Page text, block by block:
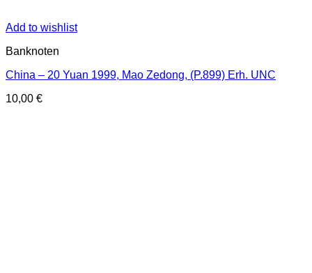
Add to wishlist
Banknoten
China – 20 Yuan 1999, Mao Zedong, (P.899) Erh. UNC
10,00 €